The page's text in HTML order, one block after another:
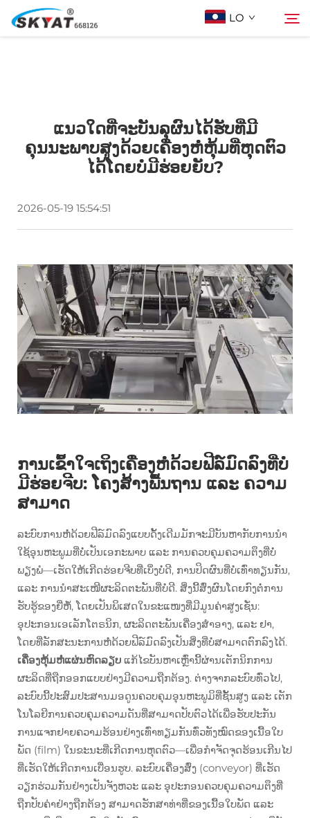
LO
ເຄື່ອງຫຸ້ມດ້ວຍພາດສະຕິກບໍ່ຮົ່ວ
ວິດີໂອ້ & ການແລະຫຼວງ
ໂຄງການ
ຕິດຕໍ່ພວກເຮົາ
ແນວໃດທີ່ຈະບັນລຸຜົນໄດ້ຮັບທີ່ມີ
ຄຸນນະພາບສູງດ້ວຍເຄື່ອງຫໍ່ຫຸ້ມທີ່ຫຸດຕົວ
ໄດ້ໂດຍບໍ່ມີຮ່ອຍຍັບ?
2026-05-19 15:54:51
ການເຂົ້າໃຈເຖິງເຄື່ອງຫໍ່ດ້ວຍຟີລ໌ມົດລົງທີ່ບໍ່
ມີຮ່ອຍຈີບ: ໂຄງສ້າງພື້ນຖານ ແລະ ຄວາມ
ສາມາດ
ລະບົບການຫໍ່ດ້ວຍຟີລ໌ມົດລົງແບບດັ້ງເດີມມັກຈະມີບັນຫາກັບການນຳ
ໃຊ້ອຸນຫະພູມທີ່ບໍ່ເປັນເອກະພາບ ແລະ ການຄວບຄຸມຄວາມຕຶງທີ່ບໍ່
ພຽງພໍ—ເຮັດໃຫ້ເກີດຮ່ອຍຈີບທີ່ເບິ່ງບໍ່ດີ, ການປິດຜົນທີ່ບໍ່ເທົ່າທຽນກັນ,
ແລະ ການນຳສະເໜີຜະລິດຕະພັນທີ່ບໍ່ດີ. ສິ່ງນີ້ສົ່ງຜົນໂດຍກົງຕໍ່ການ
ຮັບຮູ້ຂອງຍີ່ຫໍ້, ໂດຍເປັນພິເສດໃນຂະແໜງທີ່ມີມູນຄ່າສູງເຊັ່ນ:
ອຸປະກອນເອເລັກໂຕຣນິກ, ຜະລິດຕະພັນເຄື່ອງສຳອາງ, ແລະ ຢາ,
ໂດຍທີ່ລັກສະນະການຫໍ່ດ້ວຍຟີລ໌ມົດລົງເປັນສິ່ງທີ່ບໍ່ສາມາດຕົກລົງໄດ້.
ເຄື່ອງຫຸ້ມຫໍ່ແຜ່ນຫົດລຽບ ແກ້ໄຂບັນຫາເຫຼົ່ານີ້ຜ່ານເຕັກນິກການ
ຜະລິດທີ່ຖືກອອກແບບຢ່າງມີຄວາມຖືກຕ້ອງ. ຕ່າງຈາກລະບົບທົ່ວໄປ,
ລະບົບນີ້ປະສົມປະສານມອດູນຄວບຄຸມອຸນຫະພູມິທີ່ຊັ້ນສູງ ແລະ ເຕັກ
ໂນໂລຍີການຄວບຄຸມຄວາມດັນທີ່ສາມາດປັບຕົວໄດ້ເພື່ອຮັບປະກັນ
ການແຈກຢາຍຄວາມຮ້ອນຢ່າງເທົ່າທຽມກັນທົ່ວທັງໝົດຂອງເນື້ອໃບ
ພັດ (film) ໃນຂະນະທີ່ເກີດການຫຸດຕົວ—ເພື່ອກຳຈັດຈຸດຮ້ອນເກີນໄປ
ທີ່ເຮັດໃຫ້ເກີດການເບື່ອນຮູບ. ລະບົບເຄື່ອງສົ່ງ (conveyor) ທີ່ເຮັດ
ວຽກຮ່ວມກັນຢ່າງເປັນຈັງຫວະ ແລະ ອຸປະກອນຄວບຄຸມຄວາມຕຶງທີ່
ຖືກປັບຄ່າຢ່າງຖືກຕ້ອງ ສາມາດຮັກສາທ່າທີ່ຂອງເນື້ອໃບພັດ ແລະ